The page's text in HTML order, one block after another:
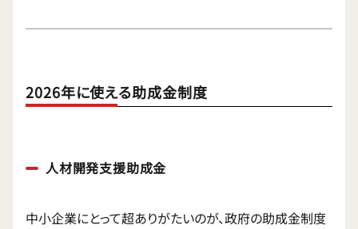
2026年に使える助成金制度
人材開発支援助成金
中小企業にとって超ありがたいのが、政府の助成金制度